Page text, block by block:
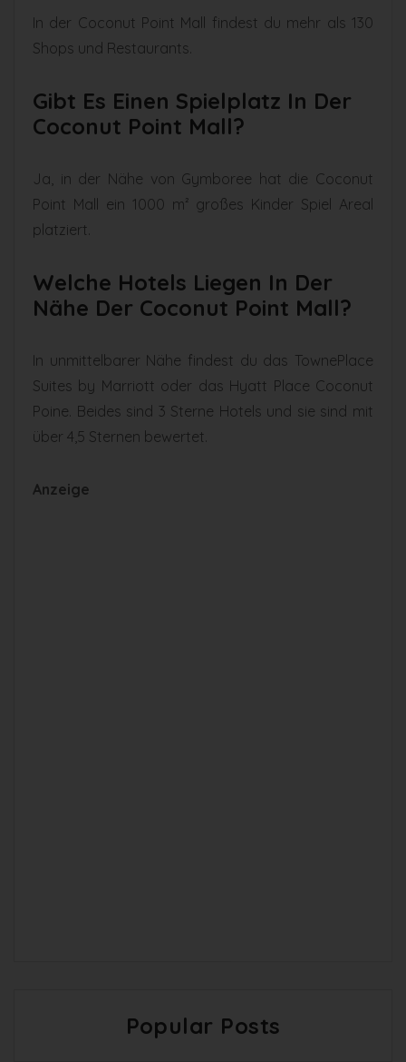
In der Coconut Point Mall findest du mehr als 130
Shops und Restaurants.
Gibt Es Einen Spielplatz In Der
Coconut Point Mall?
Ja, in der Nähe von Gymboree hat die Coconut
Point Mall ein 1000 m² großes Kinder Spiel Areal
platziert.
Welche Hotels Liegen In Der
Nähe Der Coconut Point Mall?
In unmittelbarer Nähe findest du das TownePlace
Suites by Marriott oder das Hyatt Place Coconut
Poine. Beides sind 3 Sterne Hotels und sie sind mit
über 4,5 Sternen bewertet.
Anzeige
Popular Posts